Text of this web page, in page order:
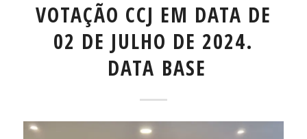
VOTAÇÃO CCJ EM DATA DE
02 DE JULHO DE 2024.
DATA BASE